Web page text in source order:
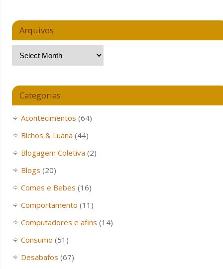
Arquivos
Categorias
Acontecimentos (64)
Bichos & Luana (44)
Blogagem Coletiva (2)
Blogs (20)
Comes e Bebes (16)
Comportamento (11)
Computadores e afins (14)
Consumo (51)
Desabafos (67)